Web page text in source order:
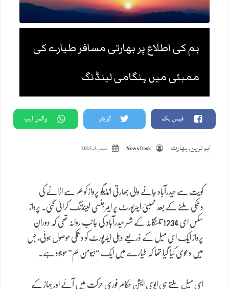
بم کی اطلاع پر بھارتی مسافر طیارے کی
ممبئی میں ہنگامی لینڈنگ
فیس بک ٹویٹر واٹس ایپ
اہم ترین,بھارت News Desk دسمبر 2, 2025
کویت سے حیدرآباد جانے والی بھارتی انڈیگو پرواز کو بم سے اڑانے کی
دھمکی ملنے کے بعد ممبئی ایئرپورٹ پر ایمرجنسی لینڈنگ کرائی گئی۔ پرواز
سکس ای 1234 تلنگانہ کے شہر حیدرآباد کی جانب روانہ تھی کہ دورانِ
پرواز ایک ای میل کے ذریعے دہلی ایئرپورٹ کو دھمکی موصول ہوئی، جس
میں دعویٰ کیا گیا تھا کہ طیارے میں ایک “ہیومن بم” موجود ہے۔
ای میل ملتے ہی ایوی ایشن حکام فوری حرکت میں آئے اور جہاز کے